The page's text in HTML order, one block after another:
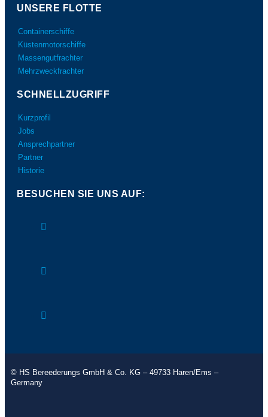
UNSERE FLOTTE
Containerschiffe
Küstenmotorschiffe
Massengutfrachter
Mehrzweckfrachter
SCHNELLZUGRIFF
Kurzprofil
Jobs
Ansprechpartner
Partner
Historie
BESUCHEN SIE UNS AUF:
© HS Bereederungs GmbH & Co. KG – 49733 Haren/Ems –
Germany